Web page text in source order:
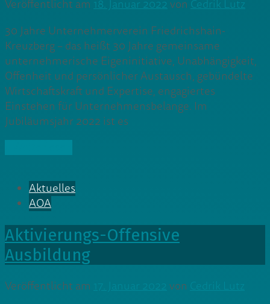
Veröffentlicht am 18. Januar 2022von Cedrik Lutz
30 Jahre Unternehmerverein Friedrichshain-
Kreuzberg – das heißt 30 Jahre gemeinsame
unternehmerische Eigeninitiative, Unabhängigkeit,
Offenheit und persönlicher Austausch, gebündelte
Wirtschaftskraft und Expertise, engagiertes
Einstehen für Unternehmensbelange. Im
Jubiläumsjahr 2022 ist es
Aktuelles
AOA
Aktivierungs-Offensive
Ausbildung
Veröffentlicht am von